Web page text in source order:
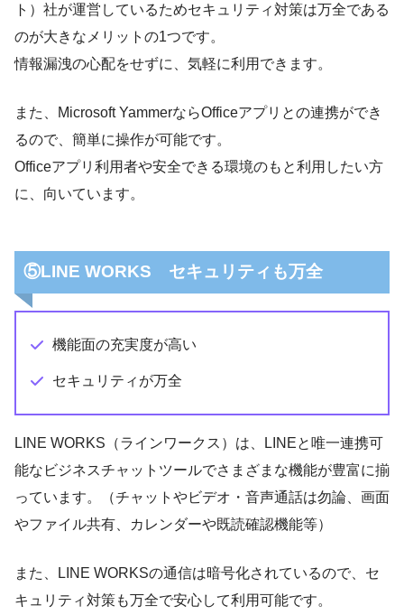
ト）社が運営しているためセキュリティ対策は万全である
のが大きなメリットの1つです。
情報漏洩の心配をせずに、気軽に利用できます。
また、Microsoft YammerならOfficeアプリとの連携ができ
るので、簡単に操作が可能です。
Officeアプリ利用者や安全できる環境のもと利用したい方
に、向いています。
⑤LINE WORKS セキュリティも万全
機能面の充実度が高い
セキュリティが万全
LINE WORKS（ラインワークス）は、LINEと唯一連携可
能なビジネスチャットツールでさまざまな機能が豊富に揃
っています。（チャットやビデオ・音声通話は勿論、画面
やファイル共有、カレンダーや既読確認機能等）
また、LINE WORKSの通信は暗号化されているので、セ
キュリティ対策も万全で安心して利用可能です。